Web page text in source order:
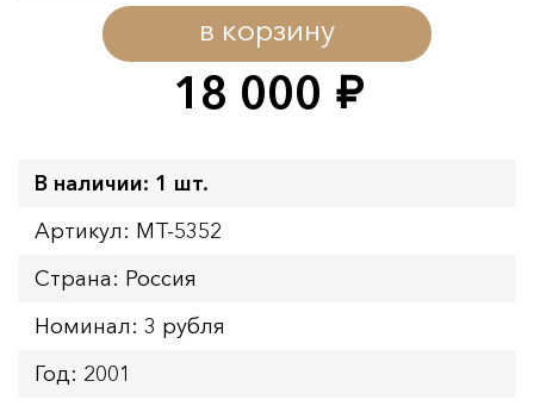
18 000 руб.
в корзину
В наличии: 1 шт.
Артикул: MT-5352
Страна: Россия
Номинал: 3 рубля
Год: 2001